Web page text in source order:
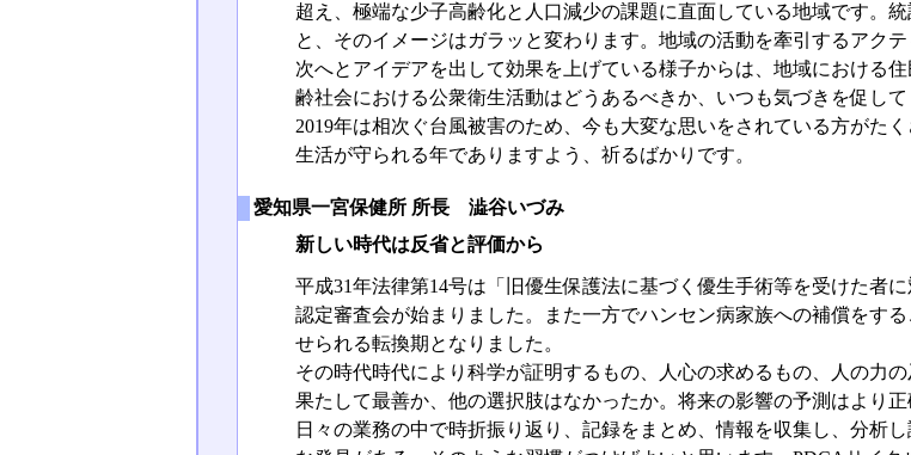
超え、極端な少子高齢化と人口減少の課題に直面している地域です。
と、そのイメージはガラッと変わります。地域の活動を牽引するアク
次へとアイデアを出して効果を上げている様子からは、地域における
齢社会における公衆衛生活動はどうあるべきか、いつも気づきを促して
2019年は相次ぐ台風被害のため、今も大変な思いをされている方がた
生活が守られる年でありますよう、祈るばかりです。
愛知県一宮保健所 所長 澁谷いづみ
新しい時代は反省と評価から
平成31年法律第14号は「旧優生保護法に基づく優生手術等を受けた者
認定審査会が始まりました。また一方でハンセン病家族への補償をす
せられる転換期となりました。
その時代時代により科学が証明するもの、人心の求めるもの、人の力
果たして最善か、他の選択肢はなかったか。将来の影響の予測はより
日々の業務の中で時折振り返り、記録をまとめ、情報を収集し、分析